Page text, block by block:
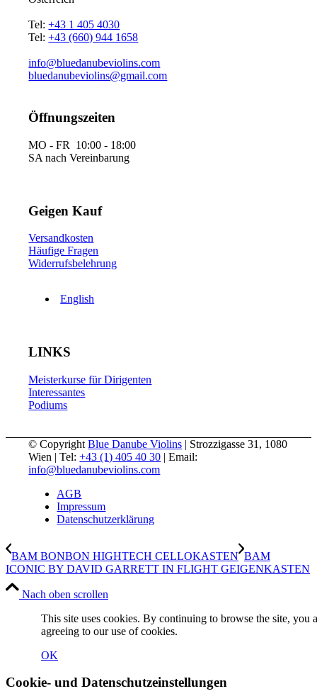
Tel:+43 1 405 4030
Tel:+43 (660) 944 1658
info@bluedanubeviolins.com
bluedanubeviolins@gmail.com
Öffnungszeiten
MO - FR 10:00 - 18:00
SA nach Vereinbarung
Geigen Kauf
Versandkosten
Häufige Fragen
Widerrufsbelehrung
English
LINKS
Meisterkurse für Dirigenten
Interessantes
Podiums
© CopyrightBlue Danube Violins | Strozzigasse 31, 1080
Wien | Tel:+43 (1) 405 40 30 | Email:
info@bluedanubeviolins.com
AGB
Impressum
Datenschutzerklärung
BAM BONBON HIGHTECH CELLOKASTEN BAM
ICONIC BY DAVID GARRETT IN FLIGHT GEIGENKASTEN
Nach oben scrollen
This site uses cookies. By continuing to browse the site, you
agreeing to our use of cookies.
OK
Cookie- und Datenschutzeinstellungen